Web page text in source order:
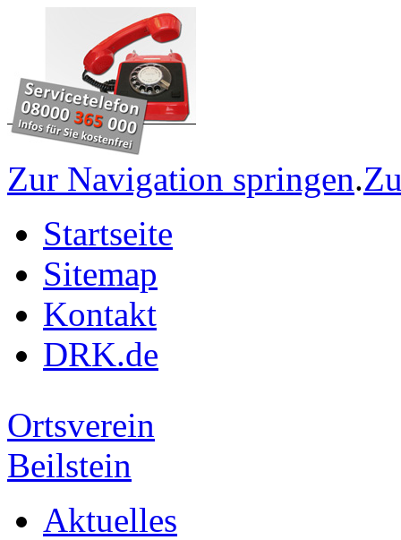
Zur Navigation springen.
Startseite
Sitemap
Kontakt
DRK.de
Ortsverein
Beilstein
Aktuelles